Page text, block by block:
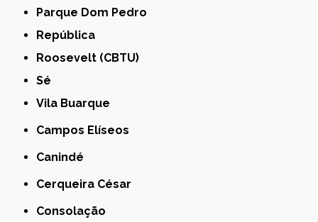
Parque Dom Pedro
República
Roosevelt (CBTU)
Sé
Vila Buarque
Campos Elíseos
Canindé
Cerqueira César
Consolação